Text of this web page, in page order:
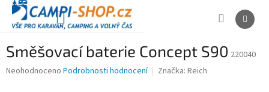
Přejít
obsah
NÁKUPNÍ
Směšovací baterie Concept S90 220040
Průměrné
Neohodnoceno Podrobnosti hodnocení Značka: Reich